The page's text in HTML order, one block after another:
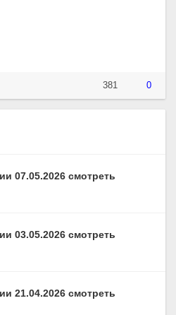
381 0
07.05.2026 смотреть
03.05.2026 смотреть
21.04.2026 смотреть